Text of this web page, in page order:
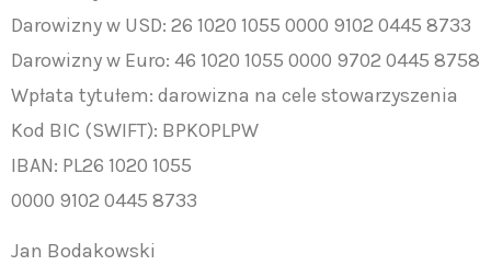
Darowizny w USD: 26 1020 1055 0000 9102 0445 8733
Darowizny w Euro: 46 1020 1055 0000 9702 0445 8758
Wpłata tytułem: darowizna na cele stowarzyszenia
Kod BIC (SWIFT): BPKOPLPW
IBAN: PL26 1020 1055
0000 9102 0445 8733
Jan Bodakowski